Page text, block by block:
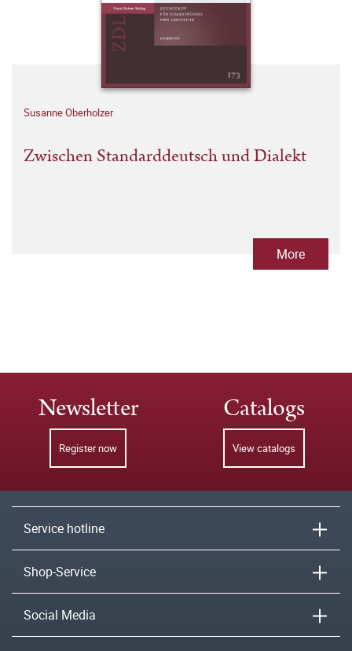
Susanne Oberholzer
Zwischen Standarddeutsch und Dialekt
More
Newsletter
Register now
Catalogs
View catalogs
Service hotline
Shop-Service
Social Media